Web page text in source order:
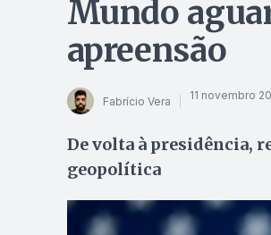
Mundo
apreensão
Fabrício Vera 11 novembro
De volta à presidência,
geopolítica